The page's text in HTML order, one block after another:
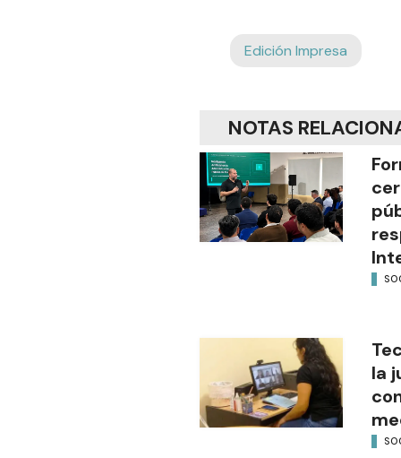
Edición Impresa
NOTAS
la